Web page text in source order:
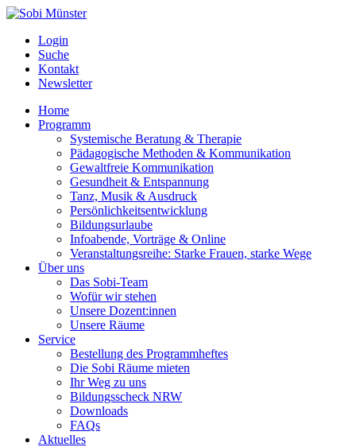
Login
Suche
Kontakt
Newsletter
Home
Programm
Systemische Beratung & Therapie
Pädagogische Methoden & Kommunikation
Gewaltfreie Kommunikation
Gesundheit & Entspannung
Tanz, Musik & Ausdruck
Persönlichkeitsentwicklung
Bildungsurlaube
Infoabende, Vorträge & Online
Veranstaltungsreihe: Starke Frauen, starke Wege
Über uns
Das Sobi-Team
Wofür wir stehen
Unsere Dozent:innen
Unsere Räume
Service
Bestellung des Programmheftes
Die Sobi Räume mieten
Ihr Weg zu uns
Bildungsscheck NRW
Downloads
FAQs
Aktuelles